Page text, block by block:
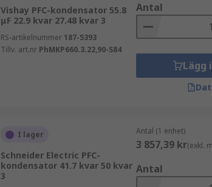
Vishay PFC-kondensator 55.8
μF 22.9 kvar 27.48 kvar 3
RS-artikelnummer 187-5393
Tillv. art.nr PhMKP660.3.22,90-S84
Antal
Lägg
I lager
Schneider Electric PFC-
kondensator 41.7 kvar 50 kvar
3
Antal (1 enhet)
3 857,39 kr(exkl.
Antal